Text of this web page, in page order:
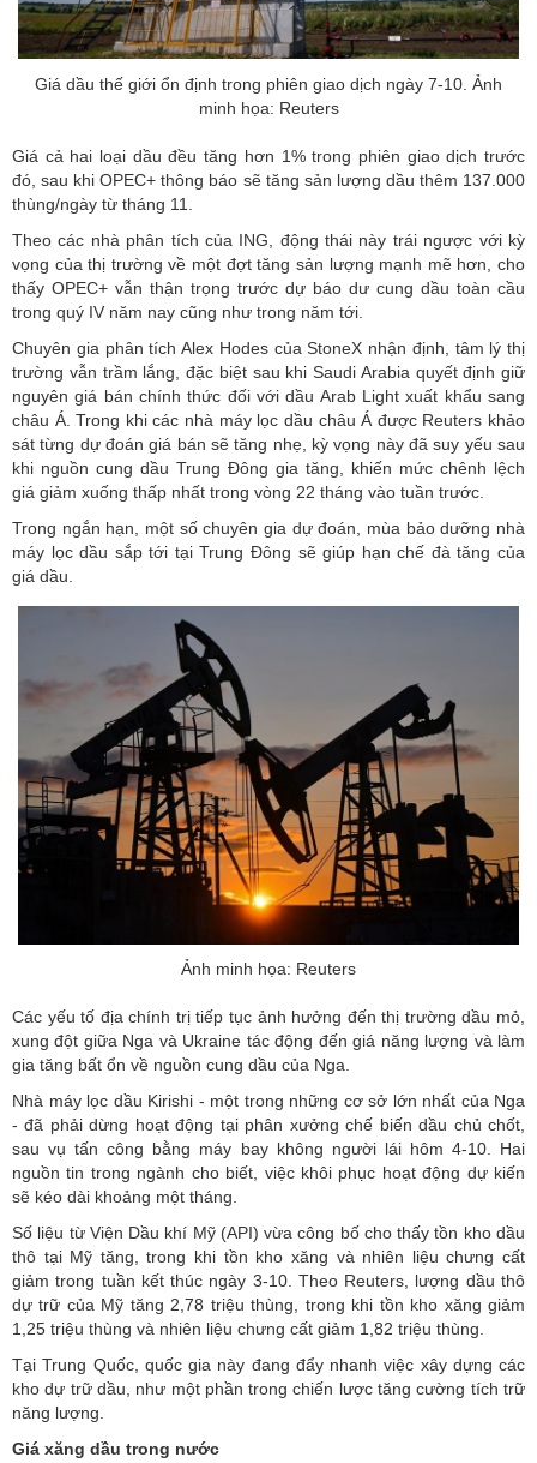
Giá dầu thế giới ổn định trong phiên giao dịch ngày 7-10. Ảnh
minh họa: Reuters
Giá cả hai loại dầu đều tăng hơn 1% trong phiên giao dịch trước
đó, sau khi OPEC+ thông báo sẽ tăng sản lượng dầu thêm 137.000
thùng/ngày từ tháng 11.
Theo các nhà phân tích của ING, động thái này trái ngược với kỳ
vọng của thị trường về một đợt tăng sản lượng mạnh mẽ hơn, cho
thấy OPEC+ vẫn thận trọng trước dự báo dư cung dầu toàn cầu
trong quý IV năm nay cũng như trong năm tới.
Chuyên gia phân tích Alex Hodes của StoneX nhận định, tâm lý thị
trường vẫn trầm lắng, đặc biệt sau khi Saudi Arabia quyết định giữ
nguyên giá bán chính thức đối với dầu Arab Light xuất khẩu sang
châu Á. Trong khi các nhà máy lọc dầu châu Á được Reuters khảo
sát từng dự đoán giá bán sẽ tăng nhẹ, kỳ vọng này đã suy yếu sau
khi nguồn cung dầu Trung Đông gia tăng, khiến mức chênh lệch
giá giảm xuống thấp nhất trong vòng 22 tháng vào tuần trước.
Trong ngắn hạn, một số chuyên gia dự đoán, mùa bảo dưỡng nhà
máy lọc dầu sắp tới tại Trung Đông sẽ giúp hạn chế đà tăng của
giá dầu.
Ảnh minh họa: Reuters
Các yếu tố địa chính trị tiếp tục ảnh hưởng đến thị trường dầu mỏ,
xung đột giữa Nga và Ukraine tác động đến giá năng lượng và làm
gia tăng bất ổn về nguồn cung dầu của Nga.
Nhà máy lọc dầu Kirishi - một trong những cơ sở lớn nhất của Nga
- đã phải dừng hoạt động tại phân xưởng chế biến dầu chủ chốt,
sau vụ tấn công bằng máy bay không người lái hôm 4-10. Hai
nguồn tin trong ngành cho biết, việc khôi phục hoạt động dự kiến
sẽ kéo dài khoảng một tháng.
Số liệu từ Viện Dầu khí Mỹ (API) vừa công bố cho thấy tồn kho dầu
thô tại Mỹ tăng, trong khi tồn kho xăng và nhiên liệu chưng cất
giảm trong tuần kết thúc ngày 3-10. Theo Reuters, lượng dầu thô
dự trữ của Mỹ tăng 2,78 triệu thùng, trong khi tồn kho xăng giảm
1,25 triệu thùng và nhiên liệu chưng cất giảm 1,82 triệu thùng.
Tại Trung Quốc, quốc gia này đang đẩy nhanh việc xây dựng các
kho dự trữ dầu, như một phần trong chiến lược tăng cường tích trữ
năng lượng.
Giá xăng dầu trong nước